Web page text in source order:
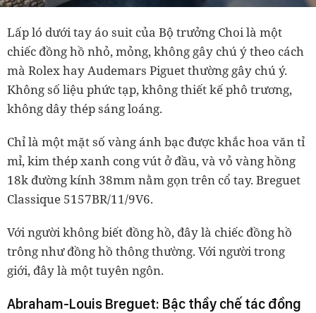
Lấp ló dưới tay áo suit của Bộ trưởng Choi là một
chiếc đồng hồ nhỏ, mỏng, không gây chú ý theo cách
mà Rolex hay Audemars Piguet thường gây chú ý.
Không số liệu phức tạp, không thiết kế phô trương,
không dây thép sáng loáng.
Chỉ là một mặt số vàng ánh bạc được khắc hoa văn tỉ
mỉ, kim thép xanh cong vút ở đầu, và vỏ vàng hồng
18k đường kính 38mm nằm gọn trên cổ tay. Breguet
Classique 5157BR/11/9V6.
Với người không biết đồng hồ, đây là chiếc đồng hồ
trông như đồng hồ thông thường. Với người trong
giới, đây là một tuyên ngôn.
Abraham-Louis Breguet: Bậc thầy chế tác đồng